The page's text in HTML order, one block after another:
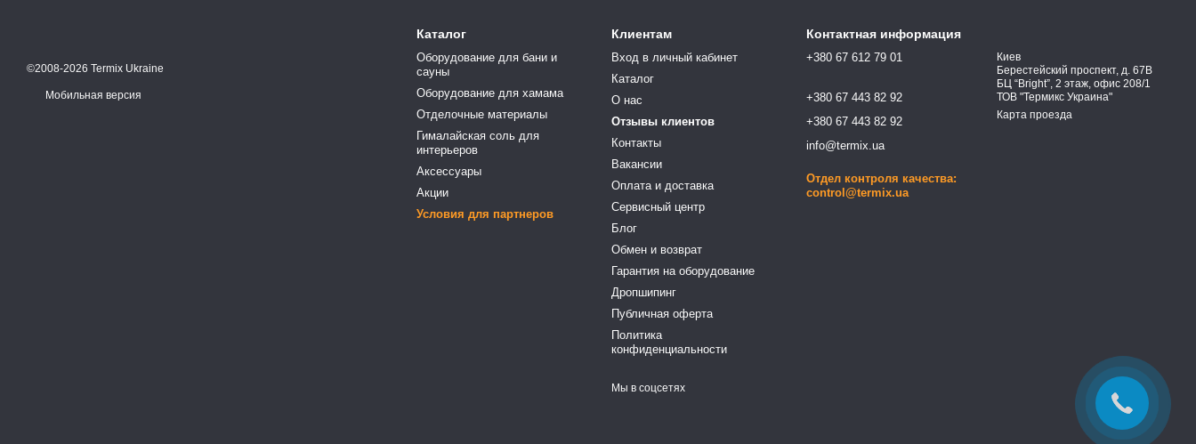
©2008-2026 Termix Ukraine
Мобильная версия
Каталог
Оборудование для бани и
сауны
Оборудование для хамама
Отделочные материалы
Гималайская соль для
интерьеров
Аксессуары
Акции
Условия для партнеров
Клиентам
Вход в личный кабинет
Каталог
О нас
Отзывы клиентов
Контакты
Вакансии
Оплата и доставка
Сервисный центр
Блог
Обмен и возврат
Гарантия на оборудование
Дропшипинг
Публичная оферта
Политика
конфиденциальности
Мы в соцсетях
Контактная информация
+380 67 612 79 01
+380 67 443 82 92
+380 67 443 82 92
info@termix.ua
Отдел контроля качества:
control@termix.ua
Киев
Берестейский проспект, д. 67В
БЦ “Bright”, 2 этаж, офис 208/1
ТОВ "Термикс Украина"
Карта проезда